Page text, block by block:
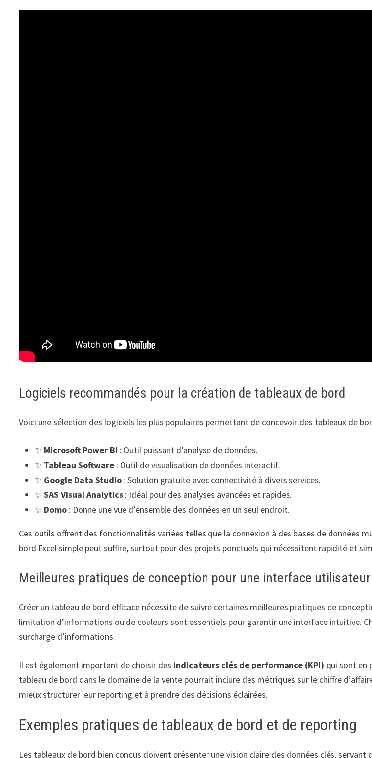
Logiciels recommandés pour la création de tableaux de bord
Voici une sélection des logiciels les plus populaires permettant de concevoir des tableaux de
✨ Microsoft Power BI : Outil puissant d’analyse de données.
✨ Tableau Software : Outil de visualisation de données interactif.
✨ Google Data Studio : Solution gratuite avec connectivité à divers services.
✨SAS Visual Analytics : Idéal pour des analyses avancées et rapides.
✨ Domo : Donne une vue d’ensemble des données en un seul endroit.
Ces outils offrent des fonctionnalités variées telles que la connexion à des bases de données
bord Excel simple peut suffire, surtout pour des projets ponctuels qui nécessitent rapidité et
Meilleures pratiques de conception pour une interface
Créer un tableau de bord efficace nécessite de suivre certaines meilleures pratiques de
limitation d’informations ou de couleurs sont essentiels pour garantir une interface intuitive.
surcharge d’informations.
Il est également important de choisir des indicateurs clés de performance (KPI) qui sont en
tableau de bord dans le domaine de la vente pourrait inclure des métriques sur le chiffre
mieux structurer leur reporting et à prendre des décisions éclairées.
Exemples pratiques de tableaux de bord et de reporting
Les tableaux de bord bien conçus doivent présenter une vision claire des données clés,